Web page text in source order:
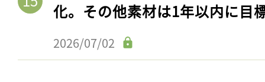
化。その他素材は1年以内に目
2026/07/02